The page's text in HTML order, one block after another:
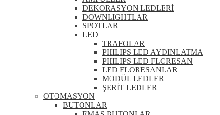
DEKORASYON LEDLERİ
DOWNLIGHTLAR
SPOTLAR
LED
TRAFOLAR
PHILIPS LED AYDINLATMA
PHILIPS LED FLORESAN
LED FLORESANLAR
MODÜL LEDLER
ŞERİT LEDLER
OTOMASYON
BUTONLAR